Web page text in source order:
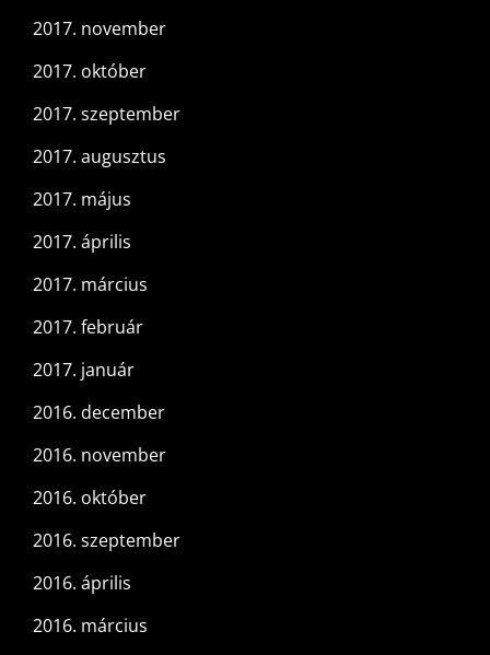
2017. november
2017. október
2017. szeptember
2017. augusztus
2017. május
2017. április
2017. március
2017. február
2017. január
2016. december
2016. november
2016. október
2016. szeptember
2016. április
2016. március